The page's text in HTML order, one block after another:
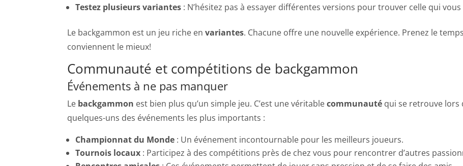
Testez plusieurs variantes : N’hésitez pas à essayer différentes versions pour trouver celle qui
Le backgammon est un jeu riche en variantes. Chacune offre une nouvelle expérience. Prenez le
conviennent le mieux!
Communauté et compétitions de backgammon
Événements à ne pas manquer
Le backgammon est bien plus qu’un simple jeu. C’est une véritablecommunauté qui se retrouve lors
quelques-uns des événements les plus importants :
Championnat du Monde : Un événement incontournable pour les meilleurs joueurs.
Tournois locaux : Participez à des compétitions près de chez vous pour rencontrer d’autres